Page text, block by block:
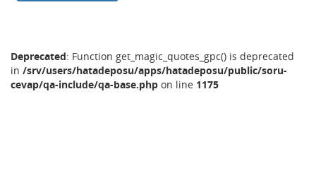
Deprecated: Function get_magic_quotes_gpc() is deprecated
in /srv/users/hatadeposu/apps/hatadeposu/public/soru-
cevap/qa-include/qa-base.php on line 1175